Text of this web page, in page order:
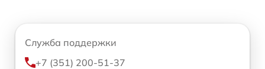
Служба поддержки
+7 (351) 200-51-37